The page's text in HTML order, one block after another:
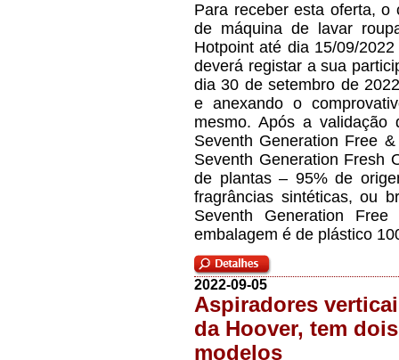
Para receber esta oferta, o
de máquina de lavar
Hotpoint até dia 15/09/
deverá registar a sua
dia 30 de setembro de
e anexando o
mesmo. Após a validação
Seventh Generation Free
Seventh Generation Fresh
de plantas – 95% de
fragrâncias sintéticas, ou
Seventh Generation
embalagem é de plástico
2022-09-05
Aspiradores
da Hoover, tem
modelos